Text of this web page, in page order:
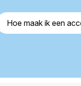
Hoe maak ik een